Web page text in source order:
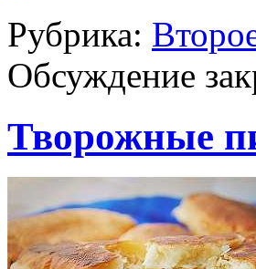
Рубрика:
Обсуждение
Творожные